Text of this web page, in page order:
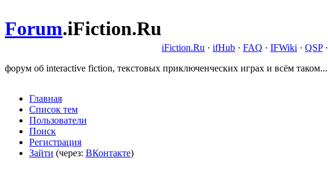
Forum.iFiction.Ru
iFiction.Ru · ifHub · FAQ · IFWiki · QSP·
форум об interactive fiction, текстовых приключенческих играх и всём таком...
Главная
Список тем
Пользователи
Поиск
Регистрация
Зайти (через: ВКонтакте)